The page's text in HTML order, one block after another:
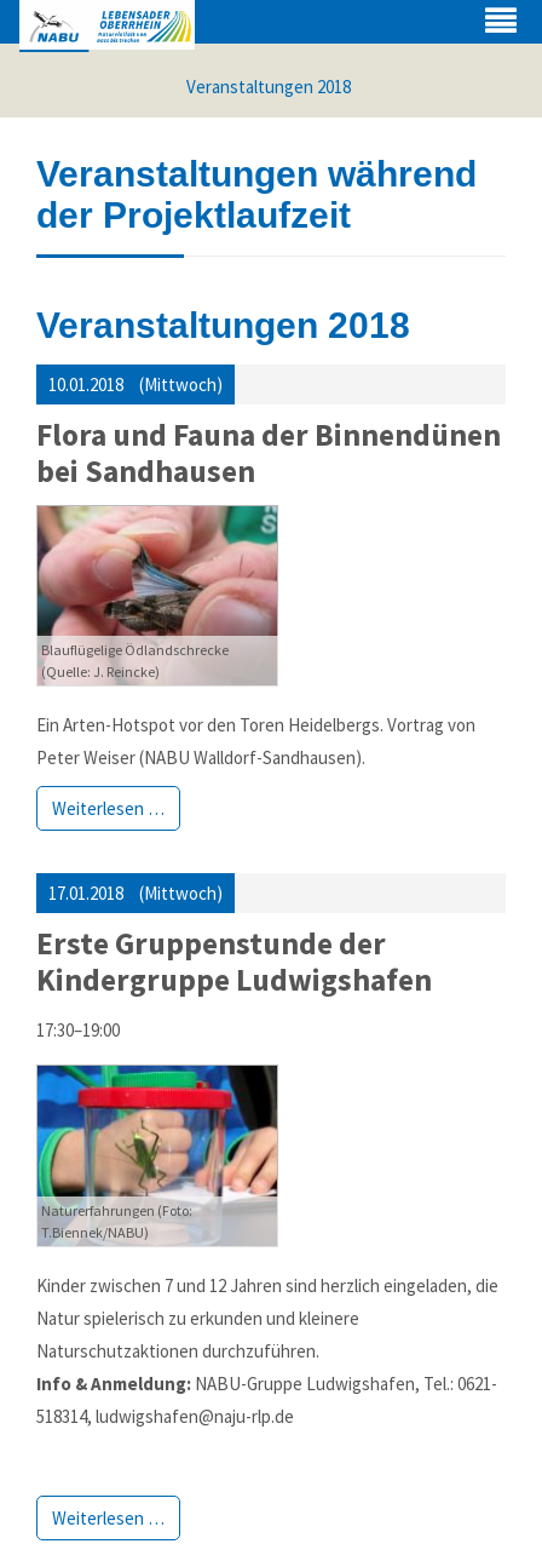
Veranstaltungen 2018
Veranstaltungen während
der Projektlaufzeit
Veranstaltungen 2018
10.01.2018 (Mittwoch)
Flora und Fauna der Binnendünen
bei Sandhausen
Blauflügelige Ödlandschrecke
(Quelle: J. Reincke)
Ein Arten-Hotspot vor den Toren Heidelbergs. Vortrag von
Peter Weiser (NABU Walldorf-Sandhausen).
Weiterlesen …
17.01.2018 (Mittwoch)
Erste Gruppenstunde der
Kindergruppe Ludwigshafen
17:30–19:00
Naturerfahrungen (Foto:
T.Biennek/NABU)
Kinder zwischen 7 und 12 Jahren sind herzlich eingeladen, die
Natur spielerisch zu erkunden und kleinere
Naturschutzaktionen durchzuführen.
Info & Anmeldung: NABU-Gruppe Ludwigshafen, Tel.: 0621-
518314, ludwigshafen@naju-rlp.de
Weiterlesen …
Web Projects
Lorem ipsum dolor sit amet, consectetuer adipiscing elit.
Aenean commodo ligula eget dolor.
MEHR INFOS
Good Service
Lorem ipsum dolor sit amet, consectetuer adipiscing elit.
Aenean commodo ligula eget dolor.
Modern & Simple